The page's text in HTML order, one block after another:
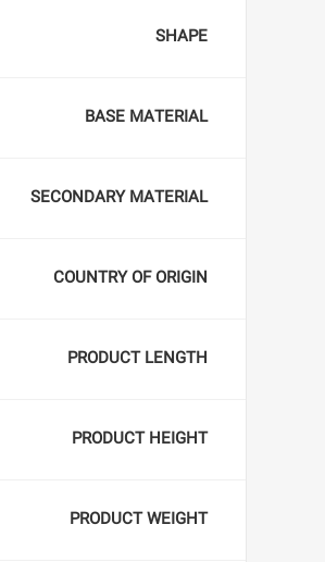
SHAPE
BASE MATERIAL
SECONDARY MATERIAL
COUNTRY OF ORIGIN
PRODUCT LENGTH
PRODUCT HEIGHT
PRODUCT WEIGHT